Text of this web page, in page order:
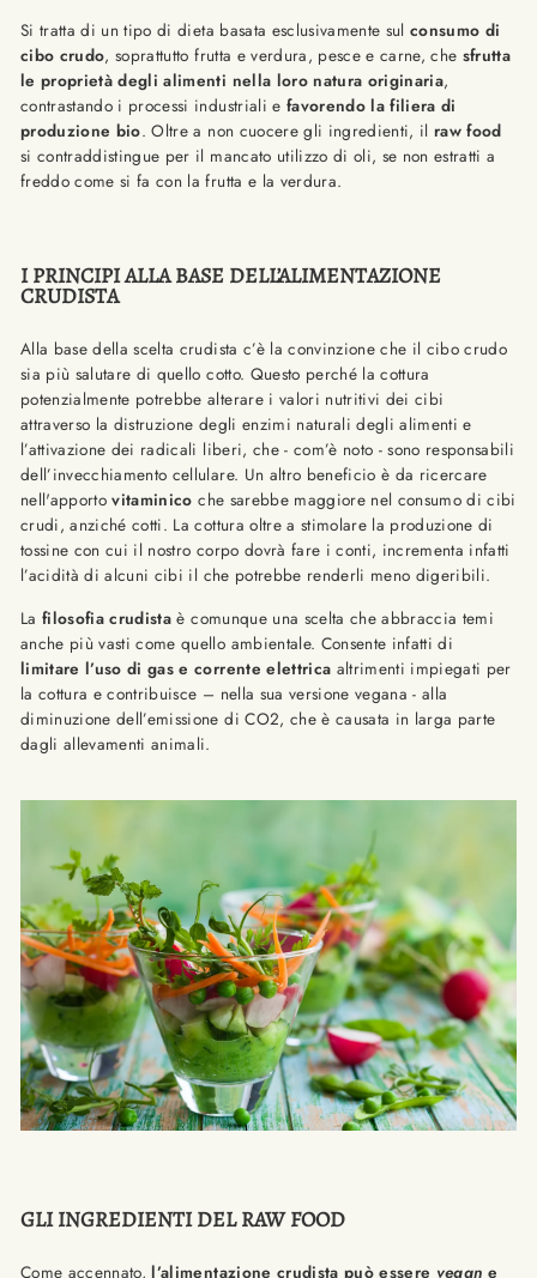
Si tratta di un tipo di dieta basata esclusivamente sulconsumo di
cibo crudo, soprattutto frutta e verdura, pesce e carne, che sfrutta
le proprietà degli alimenti nella loro natura originaria,
contrastando i processi industriali e favorendo la filiera di
produzione bio. Oltre a non cuocere gli ingredienti, ilraw food
si contraddistingue per il mancato utilizzo di oli, se non estratti a
freddo come si fa con la frutta e la verdura.
I PRINCIPI ALLA BASE DELL’ALIMENTAZIONE
CRUDISTA
Alla base della scelta crudista c’è la convinzione che il cibo crudo
sia più salutare di quello cotto. Questo perché la cottura
potenzialmente potrebbe alterare i valori nutritivi dei cibi
attraverso la distruzione degli enzimi naturali degli alimenti e
l’attivazione dei radicali liberi, che - com’è noto - sono responsabili
dell’invecchiamento cellulare. Un altro beneficio è da ricercare
nell'apporto vitaminico che sarebbe maggiore nel consumo di cibi
crudi, anziché cotti. La cottura oltre a stimolare la produzione di
tossine con cui il nostro corpo dovrà fare i conti, incrementa infatti
l’acidità di alcuni cibi il che potrebbe renderli meno digeribili.
La filosofia crudista è comunque una scelta che abbraccia temi
anche più vasti come quello ambientale. Consente infatti di
limitare l’uso di gas e corrente elettrica altrimenti impiegati per
la cottura e contribuisce – nella sua versione vegana - alla
diminuzione dell’emissione di CO2, che è causata in larga parte
dagli allevamenti animali.
GLI INGREDIENTI DEL RAW FOOD
Come accennato,l’alimentazione crudista può essere vegan e